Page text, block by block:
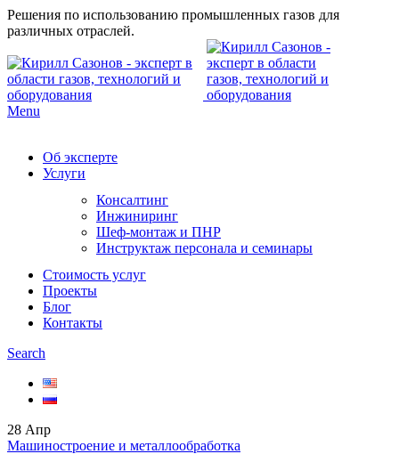
Решения по использованию промышленных газов для
различных отраслей.
Menu
Об эксперте
Услуги
Консалтинг
Инжиниринг
Шеф-монтаж и ПНР
Инструктаж персонала и семинары
Стоимость услуг
Проекты
Блог
Контакты
Search
28 Апр
Машиностроение и металлообработка